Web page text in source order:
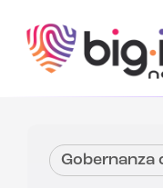
Gobernanza